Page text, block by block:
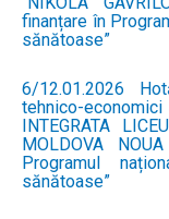
finanțare în
sănătoase”
6/12.01.2026
tehnico-
INTEGRATA
MOLDOVA
Programul
sănătoase”